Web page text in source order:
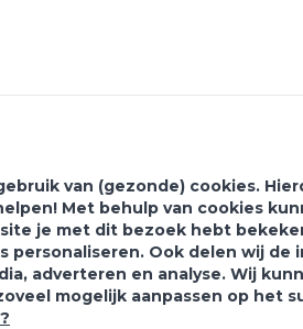
van (gezonde) cookies.
Met behulp van cookies
je met dit bezoek hebt
personaliseren. Ook delen wij de
adverteren en analyse. Wij
mogelijk aanpassen op het
voor onze